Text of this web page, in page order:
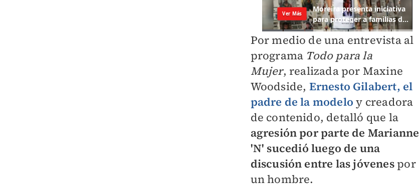
Por medio de una entrevista al
programa Todo para la
Mujer, realizada por Maxine
Woodside, Ernesto Gilabert, el
padre de la modelo y creadora
de contenido, detalló que la
agresión por parte de Marianne
'N' sucedió luego de una
discusión entre las jóvenespor
un hombre.